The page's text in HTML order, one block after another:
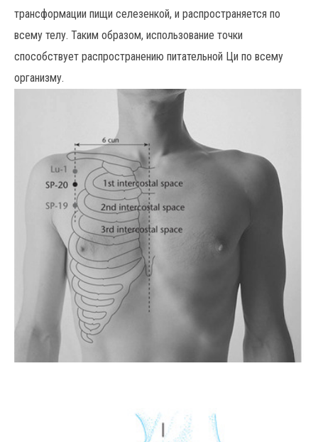
трансформации пищи селезенкой, и распространяется по
всему телу. Таким образом, использование точки
способствует распространению питательной Ци по всему
организму.